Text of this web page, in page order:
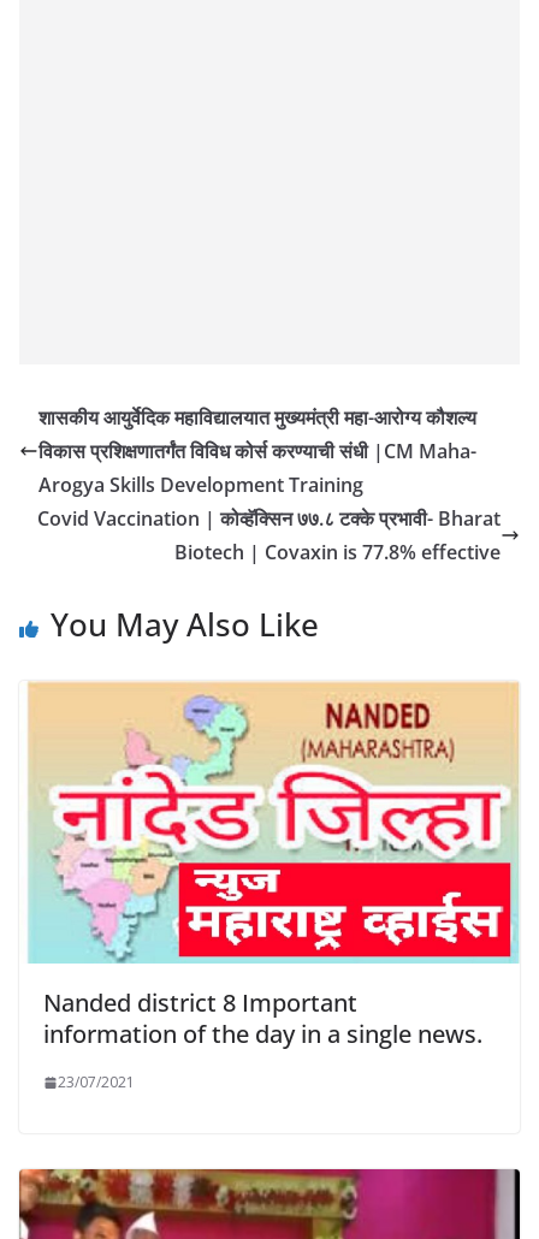
शासकीय आयुर्वेदिक महाविद्यालयात मुख्यमंत्री महा-आरोग्य कौशल्य
विकास प्रशिक्षणातर्गंत विविध कोर्स करण्याची संधी |CM Maha-
Arogya Skills Development Training
Covid Vaccination | कोव्हॅक्सिन ७७.८ टक्के प्रभावी- Bharat
Biotech | Covaxin is 77.8% effective
You May Also Like
Nanded district 8 Important
information of the day in a single news.
23/07/2021